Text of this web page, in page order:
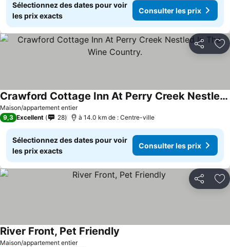
Sélectionnez des dates pour voir
les prix exacts
Consulter les prix
Partager
Maison/appartement entier
Crawford Cottage Inn At Perry Creek Nestled In The Wine Country.
Consulter les prix
9,3 Excellent 28 à 14.0 km de : Centre-ville
Sélectionnez des dates pour voir
les prix exacts
Consulter les prix
Partager
Maison/appartement entier
River Front, Pet Friendly